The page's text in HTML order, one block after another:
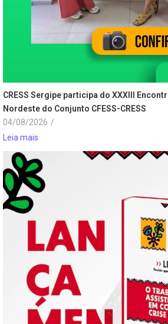
CRESS Sergipe participa do XXXIII
Nordeste do Conjunto CFESS-CRESS
04/08/2026 /
Leia mais